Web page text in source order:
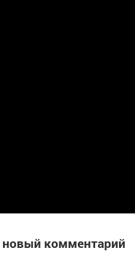
комментарий